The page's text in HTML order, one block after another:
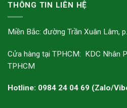
THÔNG TIN LIÊN HỆ
Miền Bắc: đường Trần Xuân Lâm,
Cửa hàng tại TPHCM: KDC Nhân
TPHCM
Hotline: 0984 24 04 69 (Zalo/